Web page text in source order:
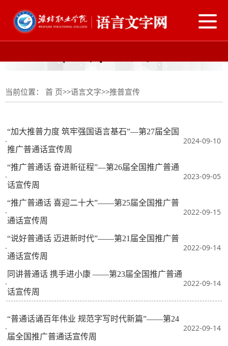
导
航
切
当前位置： 首 页>>语言文字>>推普宣传
·
“加大推普力度 筑牢强国语言基石”—第27届全国
推广普通话宣传周
2024-09-10
·
“推广普通话 奋进新征程”—第26届全国推广普通
话宣传周
2023-09-05
·
“推广普通话 喜迎二十大”——第25届全国推广普
通话宣传周
2022-09-15
·
“说好普通话 迈进新时代”——第21届全国推广普
通话宣传周
2022-09-14
·
同讲普通话 携手进小康 ——第23届全国推广普通
话宣传周
2022-09-14
·
“普通话诵百年伟业 规范字写时代新篇”——第24
届全国推广普通话宣传周
2022-09-14